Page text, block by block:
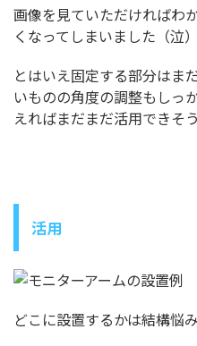
画像を見ていただければわ
くなってしまいました（泣）
とはいえ固定する部分はま
いものの角度の調整もしっ
えればまだまだ活用できそう
活用
どこに設置するかは結構悩